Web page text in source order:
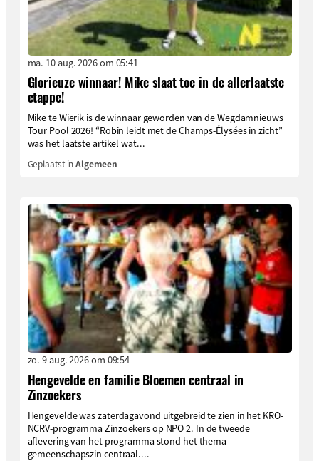
ma. 10 aug. 2026 om 05:41
Glorieuze winnaar! Mike slaat toe in de allerlaatste
etappe!
Mike te Wierik is de winnaar geworden van de Wegdamnieuws
Tour Pool 2026! “Robin leidt met de Champs-Élysées in zicht”
was het laatste artikel wat...
Geplaatst inAlgemeen
zo. 9 aug. 2026 om 09:54
Hengevelde en familie Bloemen centraal in
Zinzoekers
Hengevelde was zaterdagavond uitgebreid te zien in het KRO-
NCRV-programma Zinzoekers op NPO 2. In de tweede
aflevering van het programma stond het thema
gemeenschapszin centraal....